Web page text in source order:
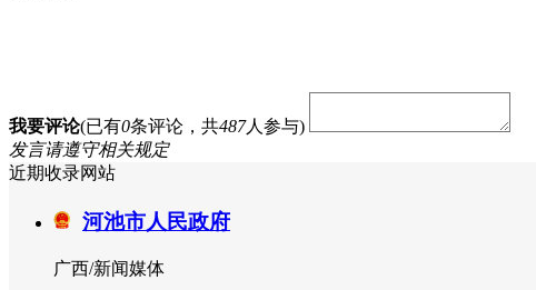
我要评论(已有0条评论，共487人参与)
发言请遵守相关规定
近期收录网站
河池市人民政府
广西/新闻媒体